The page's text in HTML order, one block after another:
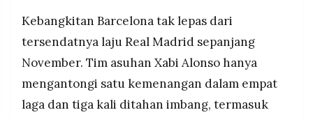
MEDIA
PRAMUDITA
Kebangkitan Barcelona tak lepas dari
tersendatnya laju Real Madrid sepanjang
November. Tim asuhan Xabi Alonso hanya
mengantongi satu kemenangan dalam empat
laga dan tiga kali ditahan imbang, termasuk